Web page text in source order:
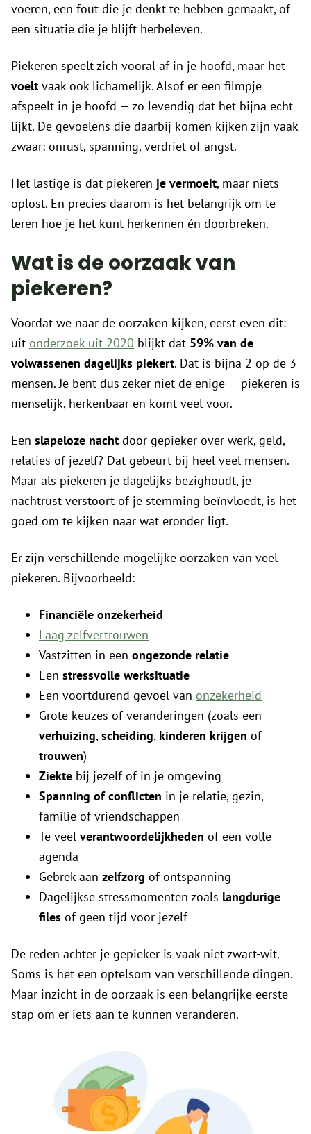
voeren, een fout die je denkt te hebben gemaakt, of
een situatie die je blijft herbeleven.
Piekeren speelt zich vooral af in je hoofd, maar het
voelt vaak ook lichamelijk. Alsof er een filmpje
afspeelt in je hoofd — zo levendig dat het bijna echt
lijkt. De gevoelens die daarbij komen kijken zijn vaak
zwaar: onrust, spanning, verdriet of angst.
Het lastige is dat piekeren je vermoeit, maar niets
oplost. En precies daarom is het belangrijk om te
leren hoe je het kunt herkennen én doorbreken.
Wat is de oorzaak van
piekeren?
Voordat we naar de oorzaken kijken, eerst even dit:
uit onderzoek uit 2020 blijkt dat 59% van de
volwassenen dagelijks piekert. Dat is bijna 2 op de 3
mensen. Je bent dus zeker niet de enige — piekeren is
menselijk, herkenbaar en komt veel voor.
Een slapeloze nacht door gepieker over werk, geld,
relaties of jezelf? Dat gebeurt bij heel veel mensen.
Maar als piekeren je dagelijks bezighoudt, je
nachtrust verstoort of je stemming beïnvloedt, is het
goed om te kijken naar wat eronder ligt.
Er zijn verschillende mogelijke oorzaken van veel
piekeren. Bijvoorbeeld:
Financiële onzekerheid
Laag zelfvertrouwen
Vastzitten in een ongezonde relatie
Een stressvolle werksituatie
Een voortdurend gevoel van onzekerheid
Grote keuzes of veranderingen (zoals een
verhuizing,scheiding, kinderen krijgen of
trouwen)
Ziekte bij jezelf of in je omgeving
Spanning of conflicten in je relatie, gezin,
familie of vriendschappen
Te veel verantwoordelijkheden of een volle
agenda
Gebrek aan zelfzorg of ontspanning
Dagelijkse stressmomenten zoals langdurige
files of geen tijd voor jezelf
De reden achter je gepieker is vaak niet zwart-wit.
Soms is het een optelsom van verschillende dingen.
Maar inzicht in de oorzaak is een belangrijke eerste
stap om er iets aan te kunnen veranderen.